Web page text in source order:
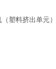
塑料挤出单元